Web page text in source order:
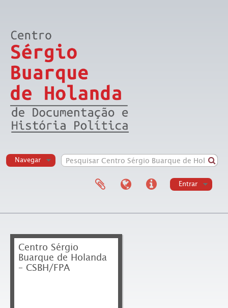
Navegar
Entrar
Centro Sérgio
Buarque de Holanda
– CSBH/FPA